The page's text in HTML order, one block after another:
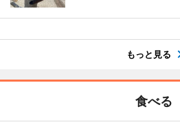
もっと見る
食べる